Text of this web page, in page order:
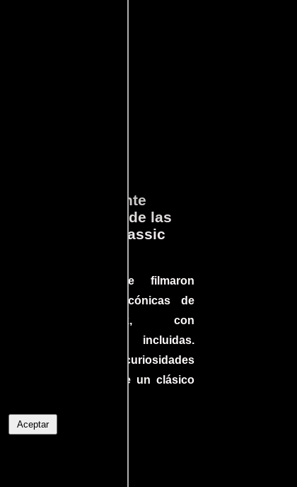
Aceptar
Lo que Realmente
Sucedió detrás de las
cámaras en Jurassic
Conoce cómo se filmaron
algunas escenas icónicas de
Jurassic Park, con
improvisaciones incluidas.
¡Descubre las curiosidades
detrás del rodaje de un clásico